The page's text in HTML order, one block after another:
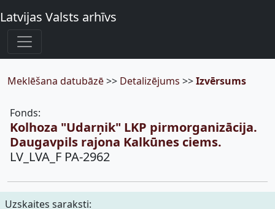
Latvijas Valsts arhīvs
Meklēšana datubāzē>> Detalizējums >>Izvērsums
Fonds:
Kolhoza "Udarņik" LKP pirmorganizācija.
Daugavpils rajona Kalkūnes ciems.
LV_LVA_F PA-2962
Uzskaites saraksti: